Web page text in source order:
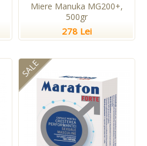
Miere Manuka MG200+,
500gr
278 Lei
SALE